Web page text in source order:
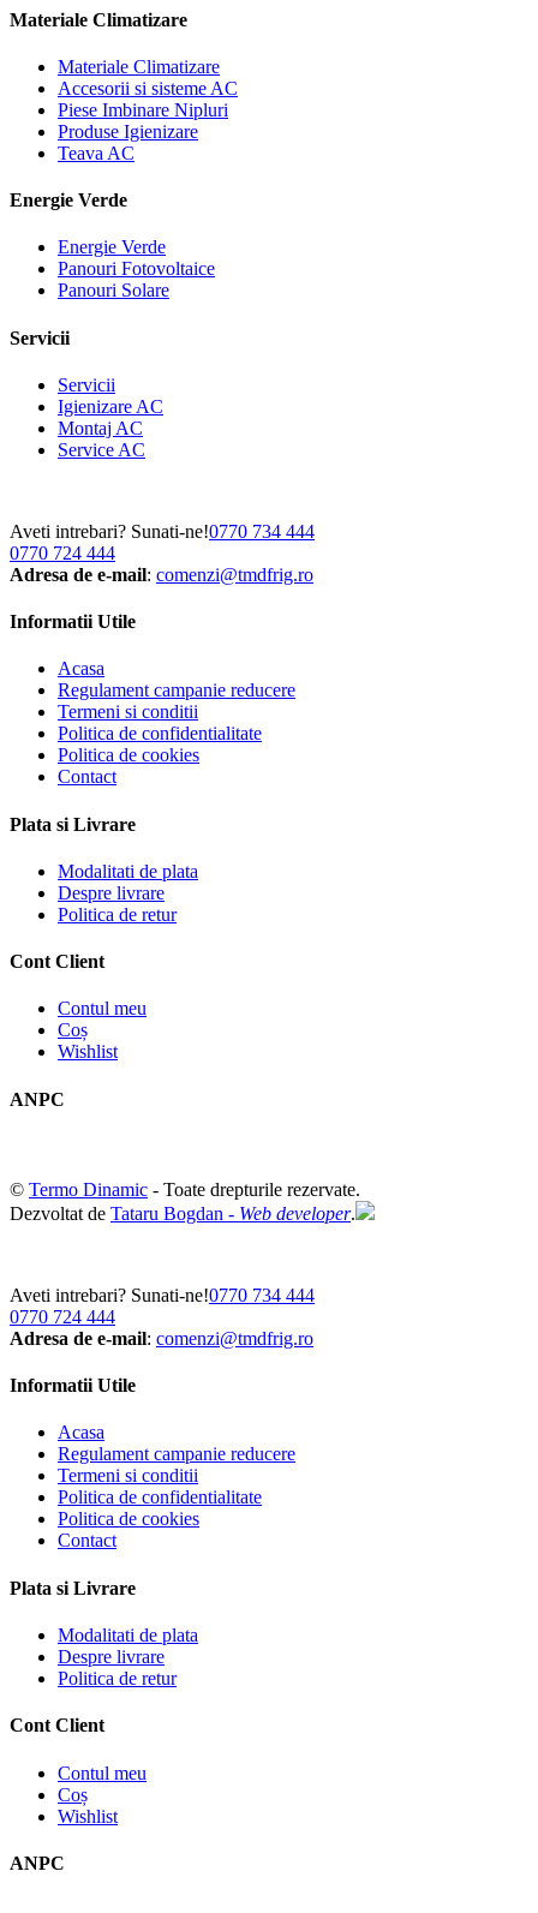
Materiale Climatizare
Materiale Climatizare
Accesorii si sisteme AC
Piese Imbinare Nipluri
Produse Igienizare
Teava AC
Energie Verde
Energie Verde
Panouri Fotovoltaice
Panouri Solare
Servicii
Servicii
Igienizare AC
Montaj AC
Service AC
Aveti intrebari? Sunati-ne!0770 734 444
0770 724 444
Adresa de e-mail: comenzi@tmdfrig.ro
Informatii Utile
Acasa
Regulament campanie reducere
Termeni si conditii
Politica de confidentialitate
Politica de cookies
Contact
Plata si Livrare
Modalitati de plata
Despre livrare
Politica de retur
Cont Client
Contul meu
Coș
Wishlist
ANPC
© Termo Dinamic - Toate drepturile rezervate.
Dezvoltat de Tataru Bogdan - Web developer.
Aveti intrebari? Sunati-ne!0770 734 444
0770 724 444
Adresa de e-mail: comenzi@tmdfrig.ro
Informatii Utile
Acasa
Regulament campanie reducere
Termeni si conditii
Politica de confidentialitate
Politica de cookies
Contact
Plata si Livrare
Modalitati de plata
Despre livrare
Politica de retur
Cont Client
Contul meu
Coș
Wishlist
ANPC